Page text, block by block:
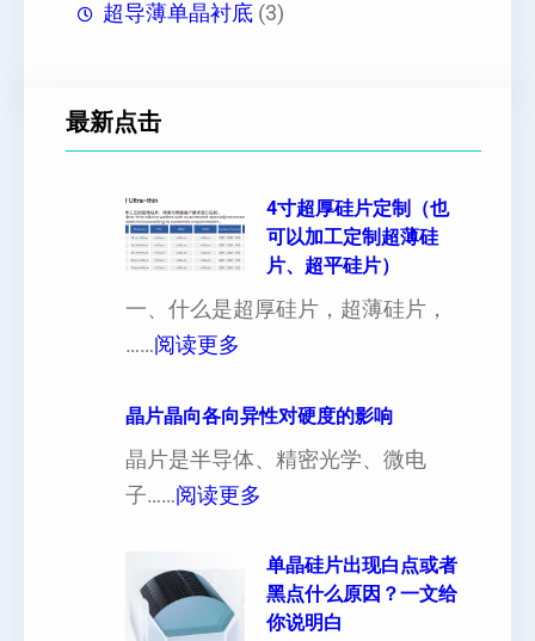
超导薄单晶衬底 (3)
最新点击
4寸超厚硅片定制（也
可以加工定制超薄硅
片、超平硅片）
一、什么是超厚硅片，超薄硅片，
……阅读更多
寸
超
厚
晶片晶向各向异性对硬度的影响
晶片是半导体、精密光学、微电
子……阅读更多
片
晶
单晶硅片出现白点或者
黑点什么原因？一文给
你说明白